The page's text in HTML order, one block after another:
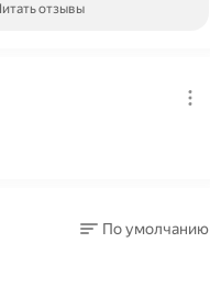
отзывы
По умолчанию